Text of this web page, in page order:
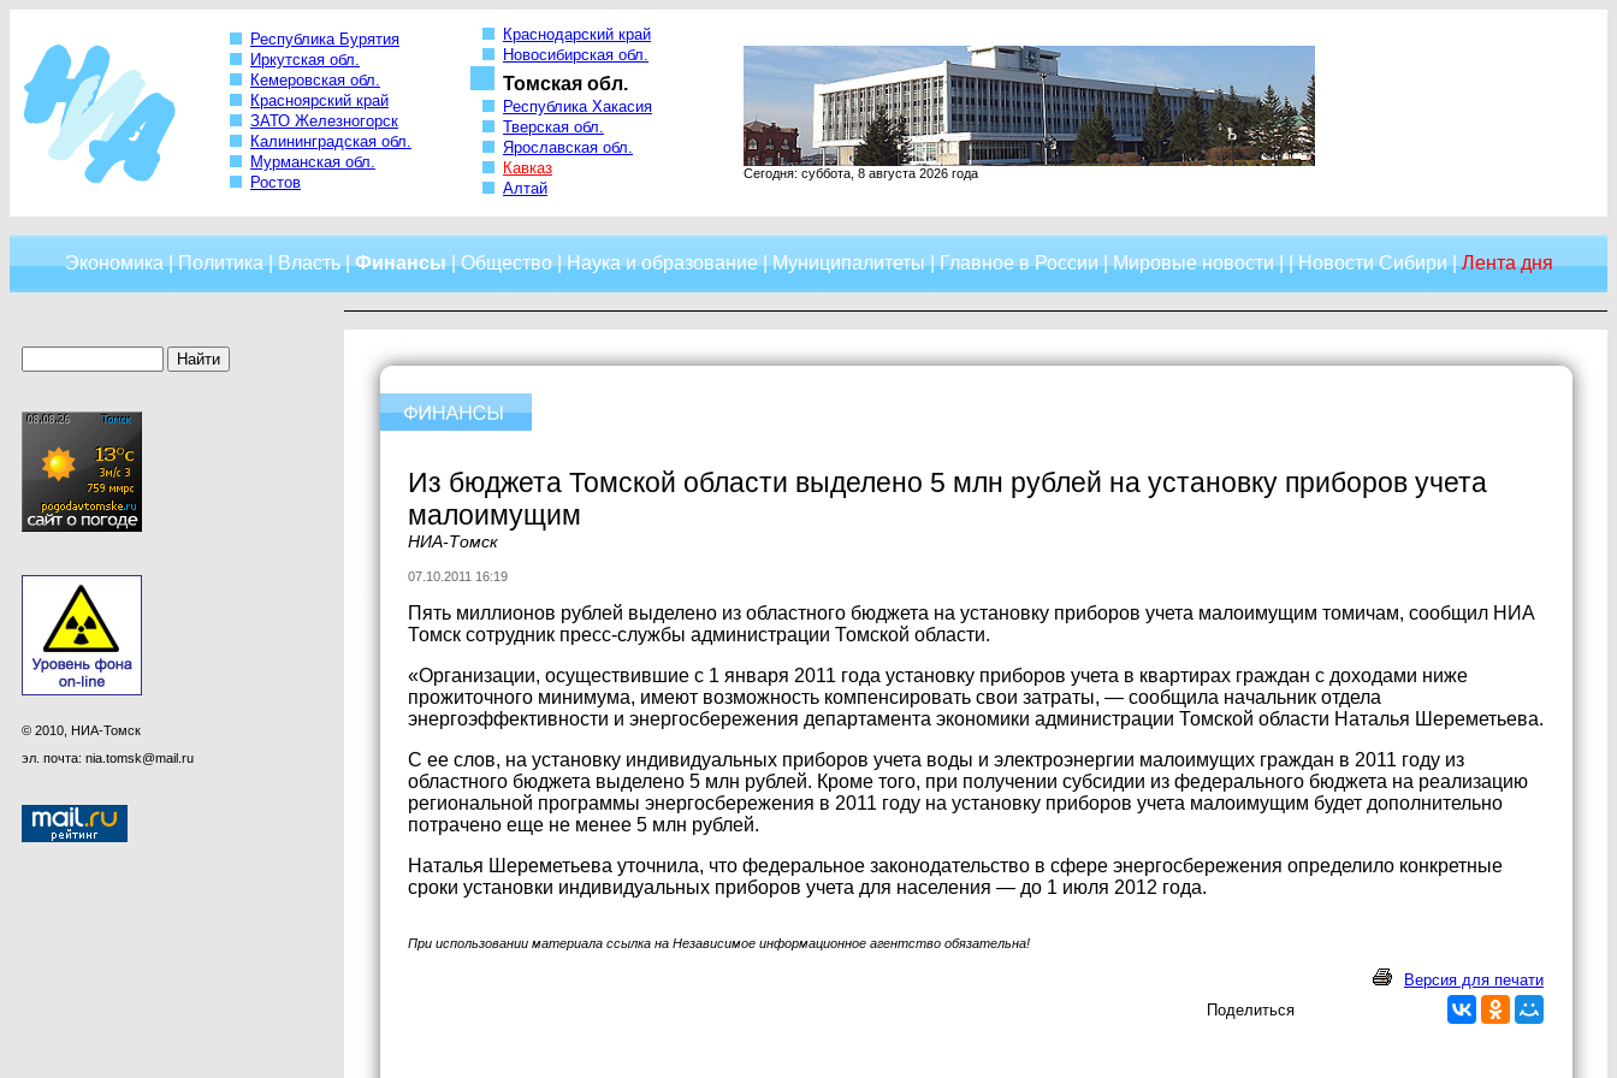
Республика Бурятия
Иркутская обл.
Кемеровская обл.
Красноярский край
ЗАТО Железногорск
Калининградская обл.
Мурманская обл.
Ростов
Краснодарский край
Новосибирская обл.
Томская обл.
Республика Хакасия
Тверская обл.
Ярославская обл.
Кавказ
Алтай
Сегодня: суббота, 8 августа 2026 года
Экономика|Политика|Власть|Финансы|Общество|Наука и образование|Муниципалитеты|Главное в России|Мировые новости| |Новости Сибири|Лента дня
© 2010, НИА-Томск
эл. почта: nia.tomsk@mail.ru
Из бюджета Томской области выделено 5 млн рублей на установку приборов учета
малоимущим
НИА-Томск
07.10.2011 16:19
Пять миллионов рублей выделено из областного бюджета на установку приборов учета малоимущим томичам, сообщил НИА
Томск сотрудник пресс-службы администрации Томской области.
«Организации, осуществившие с 1 января 2011 года установку приборов учета в квартирах граждан с доходами ниже
прожиточного минимума, имеют возможность компенсировать свои затраты, — сообщила начальник отдела
энергоэффективности и энергосбережения департамента экономики администрации Томской области Наталья Шереметьева.
С ее слов, на установку индивидуальных приборов учета воды и электроэнергии малоимущих граждан в 2011 году из
областного бюджета выделено 5 млн рублей. Кроме того, при получении субсидии из федерального бюджета на реализацию
региональной программы энергосбережения в 2011 году на установку приборов учета малоимущим будет дополнительно
потрачено еще не менее 5 млн рублей.
Наталья Шереметьева уточнила, что федеральное законодательство в сфере энергосбережения определило конкретные
сроки установки индивидуальных приборов учета для населения — до 1 июля 2012 года.
При использовании материала ссылка на Независимое информационное агентство обязательна!
Версия для печати
Поделиться